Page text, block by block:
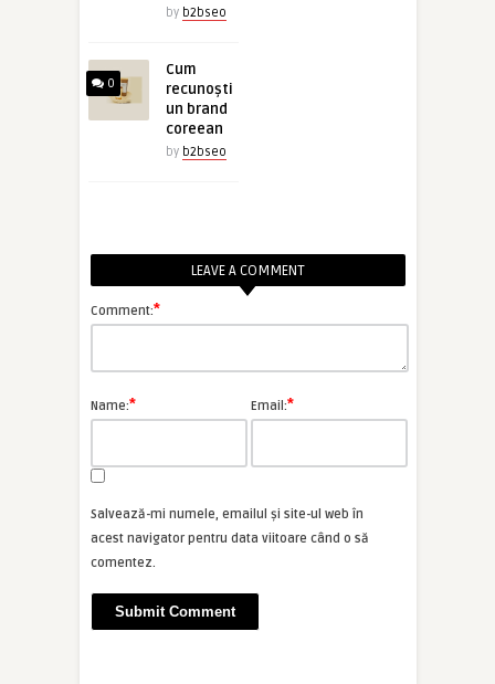
by b2bseo
0
Cum
recunoști
un brand
coreean
by b2bseo
LEAVE A COMMENT
Comment:*
Name:* Email:*
Salvează-mi numele, emailul și site-ul web în
acest navigator pentru data viitoare când o să
comentez.